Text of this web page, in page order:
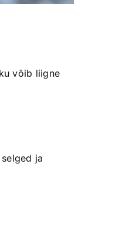
võib liigne
ja